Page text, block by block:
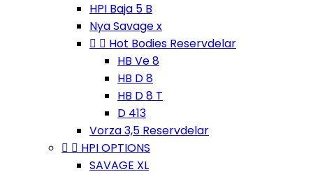
HPI Baja 5 B
Nya Savage x
  Hot Bodies Reservdelar
HB Ve 8
HB D 8
HB D 8 T
D 413
Vorza 3,5 Reservdelar
  HPI OPTIONS
SAVAGE XL